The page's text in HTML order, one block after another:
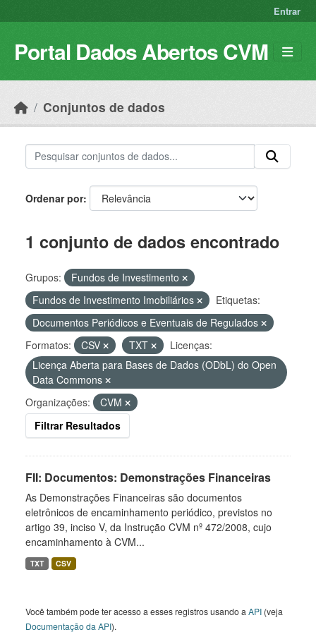
Entrar
Portal Dados Abertos CVM
Conjuntos de dados
Ordenar por
1 conjunto de dados encontrado
Grupos:
Fundos de Investimento
Fundos de Investimento Imobiliários
Etiquetas:
Documentos Periódicos e Eventuais de Regulados
Formatos:
CSV TXT
Licenças:
Licença Aberta para Bases de Dados (ODbL) do Open
Data Commons
Organizações:
CVM
Filtrar Resultados
FII: Documentos: Demonstrações Financeiras
As Demonstrações Financeiras são documentos
eletrônicos de encaminhamento periódico, previstos no
artigo 39, inciso V, da Instrução CVM nº 472/2008, cujo
encaminhamento à CVM...
TXT CSV
Você também pode ter acesso a esses registros usando a API (veja
Documentação da API).